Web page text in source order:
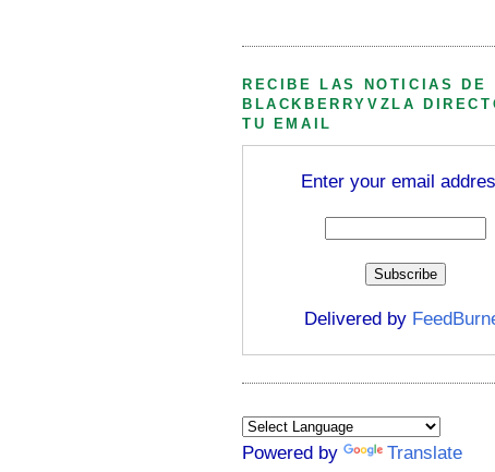
RECIBE LAS NOTICIAS DE
BLACKBERRYVZLA
TU EMAIL
Enter your email
Delivered by
Powered by Translate